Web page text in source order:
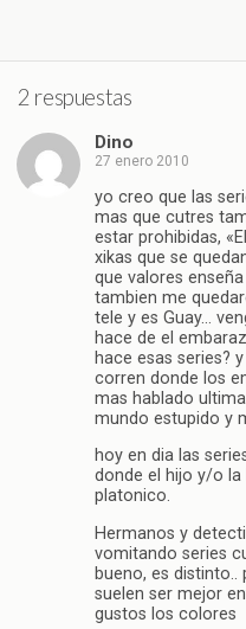
2 respuestas
Dino
27 enero 2010
yo creo que las
mas que cutres
estar prohibidas,
xikas que se
que valores
tambien me
tele y es Guay…
hace de el
hace esas series?
corren donde los
mas hablado
mundo estupido y
hoy en dia las
donde el hijo y/o
platonico.
Hermanos y
vomitando series
bueno, es
suelen ser mejor
gustos los colores